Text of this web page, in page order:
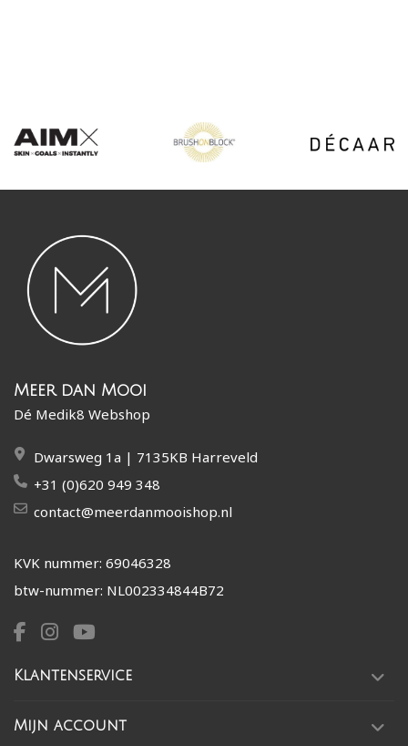
Meer dan Mooi
Dé Medik8 Webshop
Dwarsweg 1a | 7135KB Harreveld
+31 (0)620 949 348
contact@meerdanmooishop.nl
KVK nummer: 69046328
btw-nummer: NL002334844B72
Klantenservice
Mijn account